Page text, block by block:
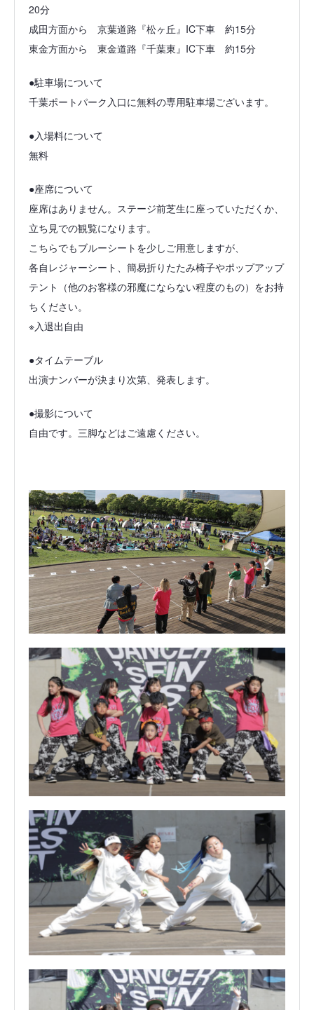
20分
成田方面から 京葉道路『松ヶ丘』IC下車 約15分
東金方面から 東金道路『千葉東』IC下車 約15分
●駐車場について
千葉ポートパーク入口に無料の専用駐車場ございます。
●入場料について
無料
●座席について
座席はありません。ステージ前芝生に座っていただくか、
立ち見での観覧になります。
こちらでもブルーシートを少しご用意しますが、
各自レジャーシート、簡易折りたたみ椅子やポップアップ
テント（他のお客様の邪魔にならない程度のもの）をお持
ちください。
※入退出自由
●タイムテーブル
出演ナンバーが決まり次第、発表します。
●撮影について
自由です。三脚などはご遠慮ください。